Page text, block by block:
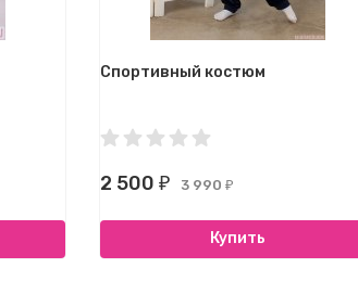
Спортивный костюм
2 500 ₽ 3 990 ₽
Купить